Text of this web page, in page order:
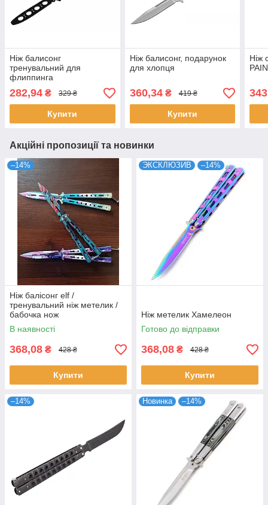
Ніж балисонг
тренувальний для
флиппинга
282,94 ₴ 329 ₴
Купити
Ніж балисонг, подарунок
для хлопця
360,34₴ 419 ₴
Купити
Ніж
Акційні пропозиції та новинки
–14%
Ніж балісонг elf /
тренувальний ніж метелик /
бабочка нож
В наявності
368,08 ₴ 428 ₴
Купити
ЭКСКЛЮЗИВ –14%
Ніж метелик Хамелеон
Готово до відправки
368,08 ₴ 428 ₴
Купити
–14% Новинка –14%